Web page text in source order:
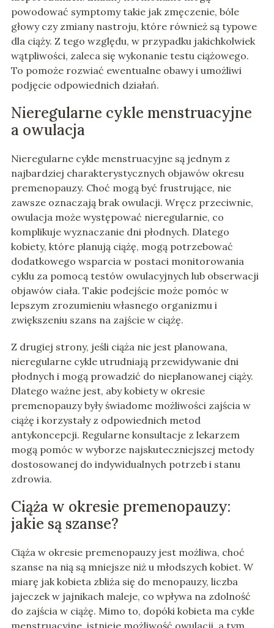
powodować symptomy takie jak zmęczenie, bóle
głowy czy zmiany nastroju, które również są typowe
dla ciąży. Z tego względu, w przypadku jakichkolwiek
wątpliwości, zaleca się wykonanie testu ciążowego.
To pomoże rozwiać ewentualne obawy i umożliwi
podjęcie odpowiednich działań.
Nieregularne cykle menstruacyjne
a owulacja
Nieregularne cykle menstruacyjne są jednym z
najbardziej charakterystycznych objawów okresu
premenopauzy. Choć mogą być frustrujące, nie
zawsze oznaczają brak owulacji. Wręcz przeciwnie,
owulacja może występować nieregularnie, co
komplikuje wyznaczanie dni płodnych. Dlatego
kobiety, które planują ciążę, mogą potrzebować
dodatkowego wsparcia w postaci monitorowania
cyklu za pomocą testów owulacyjnych lub obserwacji
objawów ciała. Takie podejście może pomóc w
lepszym zrozumieniu własnego organizmu i
zwiększeniu szans na zajście w ciążę.
Z drugiej strony, jeśli ciąża nie jest planowana,
nieregularne cykle utrudniają przewidywanie dni
płodnych i mogą prowadzić do nieplanowanej ciąży.
Dlatego ważne jest, aby kobiety w okresie
premenopauzy były świadome możliwości zajścia w
ciążę i korzystały z odpowiednich metod
antykoncepcji. Regularne konsultacje z lekarzem
mogą pomóc w wyborze najskuteczniejszej metody
dostosowanej do indywidualnych potrzeb i stanu
zdrowia.
Ciąża w okresie premenopauzy:
jakie są szanse?
Ciąża w okresie premenopauzy jest możliwa, choć
szanse na nią są mniejsze niż u młodszych kobiet. W
miarę jak kobieta zbliża się do menopauzy, liczba
jajeczek w jajnikach maleje, co wpływa na zdolność
do zajścia w ciążę. Mimo to, dopóki kobieta ma cykle